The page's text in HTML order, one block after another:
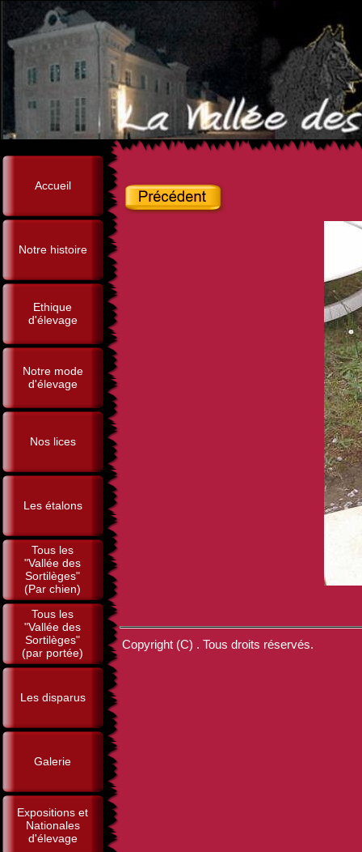
Accueil
Notre histoire
Ethique
d'élevage
Notre mode
d'élevage
Nos lices
Les étalons
Tous les
"Vallée des
Sortilèges"
(Par chien)
Tous les
"Vallée des
Sortilèges"
(par portée)
Les disparus
Galerie
Expositions et
Nationales
d'élevage
Copyright (C) . Tous droits réservés.